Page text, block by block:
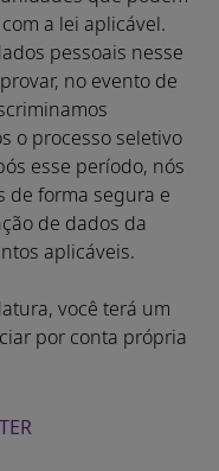
a lei aplicável.
pessoais nesse
no evento de
o processo seletivo
esse período, nós
de forma segura e
de dados da
aplicáveis.
você terá um
por conta própria